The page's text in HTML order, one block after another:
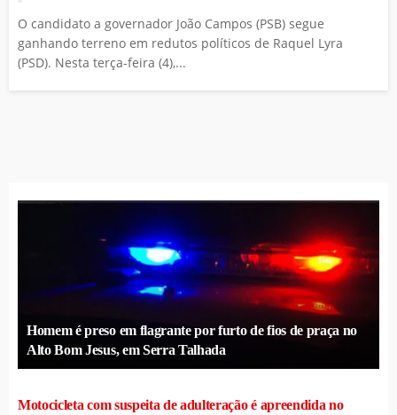
O candidato a governador João Campos (PSB) segue
ganhando terreno em redutos políticos de Raquel Lyra
(PSD). Nesta terça-feira (4),...
Homem é preso em flagrante por furto de fios de praça no
Alto Bom Jesus, em Serra Talhada
Motocicleta com suspeita de adulteração é apreendida no